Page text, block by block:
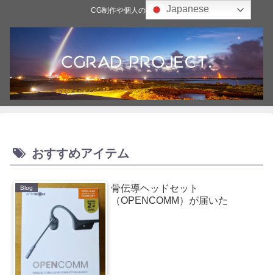
CG制作や個人の雑記ブログ
おすすめアイテム
Blog
骨伝導ヘッドセット
（OPENCOMM）が届いた
Japanese